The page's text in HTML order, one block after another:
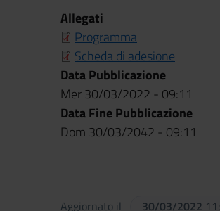
Allegati
Programma
Scheda di adesione
Data Pubblicazione
Mer 30/03/2022 - 09:11
Data Fine Pubblicazione
Dom 30/03/2042 - 09:11
Aggiornato il 30/03/2022